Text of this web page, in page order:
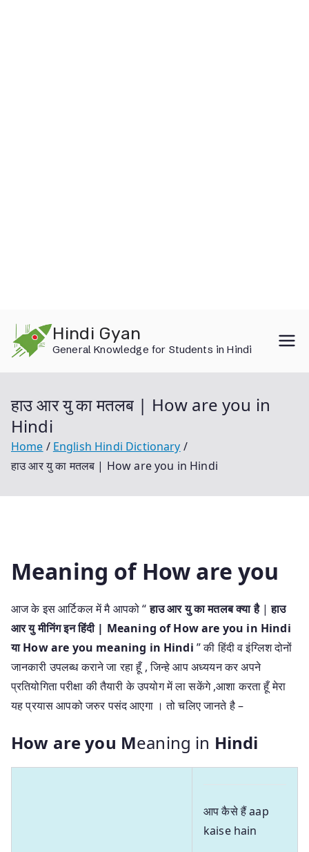
content
Hindi Gyan
General Knowledge for Students in Hindi
हाउ आर यु का मतलब | How are you in
Hindi
Home
English Hindi Dictionary
हाउ आर यु का मतलब | How are you in Hindi
Meaning of How are you
आज के इस आर्टिकल में मै आपको “हाउ आर यु का मतलब क्या है|हाउ
आर यु मीनिंग इन हिंदी | Meaning of How are you in Hindi
या How are you meaning in Hindi ” की हिंदी व इंग्लिश दोनों
जानकारी उपलब्ध कराने जा रहा हूँ , जिन्हे आप अध्ययन कर अपने
प्रतियोगिता परीक्षा की तैयारी के उपयोग में ला सकेंगे ,आशा करता हूँ मेरा
यह प्रयास आपको जरुर पसंद आएगा । तो चलिए जानते है –
How are you Meaning in Hindi
आप कैसे हैं aap
kaise hain